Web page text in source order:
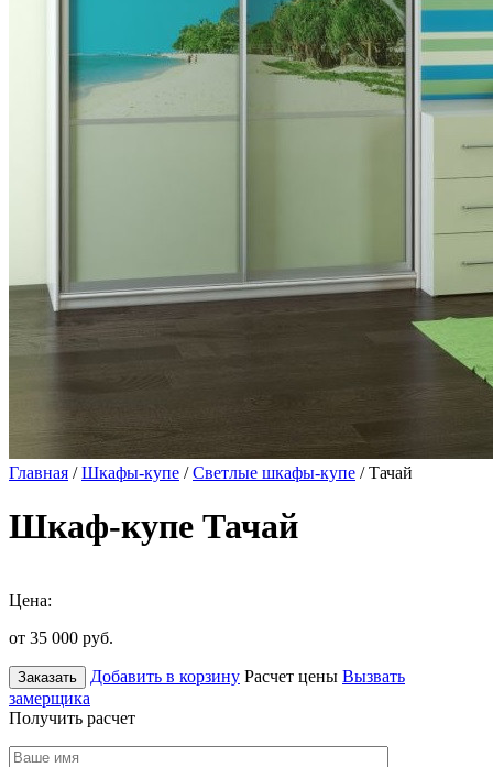
Главная /Шкафы-купе /Светлые шкафы-купе / Тачай
Шкаф-купе Тачай
Цена:
от 35 000 руб.
Заказать Добавить в корзину Расчет цены Вызвать
замерщика
Получить расчет